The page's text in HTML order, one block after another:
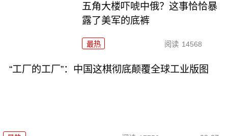
五角大楼吓唬中俄？这事恰恰暴
露了美军的底裤
最热 阅读 14568
“工厂的工厂”：中国这棋彻底颠覆全球工业版图